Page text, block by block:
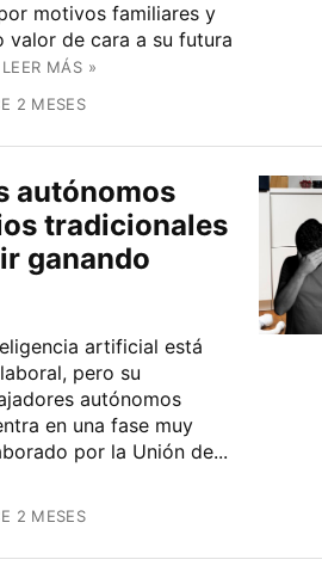
motivos familiares y
valor de cara a su futura
LEER MÁS »
2 MESES
autónomos
tradicionales
ganando
artificial está
pero su
autónomos
en una fase muy
por la Unión de...
2 MESES